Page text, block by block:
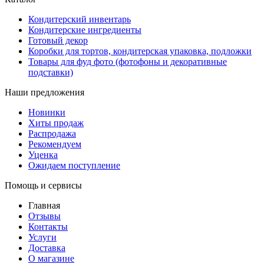
Кондитерский инвентарь
Кондитерские ингредиенты
Готовый декор
Коробки для тортов, кондитерская упаковка, подложки
Товары для фуд фото (фотофоны и декоративные
подставки)
Наши предложения
Новинки
Хиты продаж
Распродажа
Рекомендуем
Уценка
Ожидаем поступление
Помощь и сервисы
Главная
Отзывы
Контакты
Услуги
Доставка
О магазине